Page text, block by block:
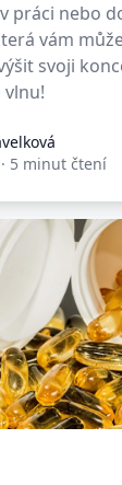
práci nebo
vám
svoji
vlnu!
· 5 minut čtení